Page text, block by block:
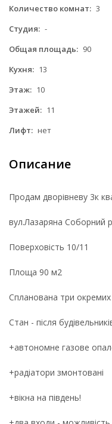
Количество комнат: 3
Студия: -
Общая площадь: 90
Кухня: 13
Этаж: 10
Этажей: 11
Лифт: нет
Описание
Продам дворівневу 3к
вул.Лазаряна Соборний
Поверховість 10/11
Площа 90 м2
Спланована три окремих
Стан - після
+автономне газове
+радіатори змонтовані
+вікна на південь!